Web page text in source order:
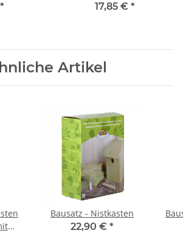
*
17,85 € *
Artikel
Bausatz - Nistkasten
22,90 € *